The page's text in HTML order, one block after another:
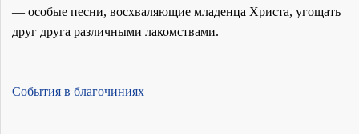
— особые песни, восхваляющие младенца Христа, угощать
друг друга различными лакомствами.
События в благочиниях